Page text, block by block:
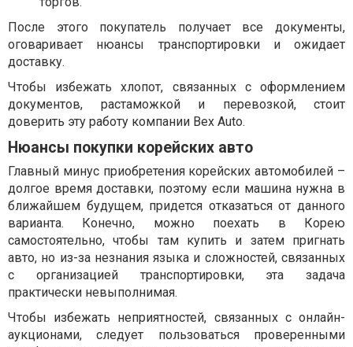
После этого покупатель получает все документы,
оговаривает нюансы транспортировки и ожидает
доставку.
Чтобы избежать хлопот, связанных с оформлением
документов, растаможкой и перевозкой, стоит
доверить эту работу компании Bex Auto.
Нюансы покупки корейских авто
Главный минус приобретения корейских автомобилей –
долгое время доставки, поэтому если машина нужна в
ближайшем будущем, придется отказаться от данного
варианта. Конечно, можно поехать в Корею
самостоятельно, чтобы там купить и затем пригнать
авто, но из-за незнания языка и сложностей, связанных
с организацией транспортировки, эта задача
практически невыполнимая.
Чтобы избежать неприятностей, связанных с онлайн-
аукционами, следует пользоваться проверенными